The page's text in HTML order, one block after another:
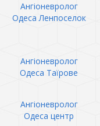
Ангіоневролог
Одеса Ленпоселок
Ангіоневролог
Одеса Таїрове
Ангіоневролог
Одеса центр